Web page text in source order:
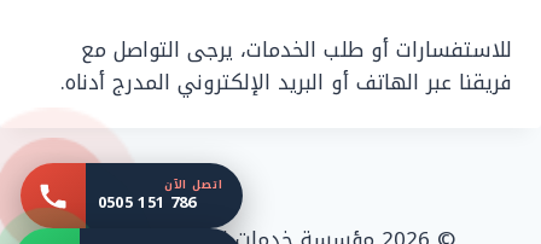
للاستفسارات أو طلب الخدمات، يرجى التواصل مع
فريقنا عبر الهاتف أو البريد الإلكتروني المدرج أدناه.
اتصل الآن
0505 151 786